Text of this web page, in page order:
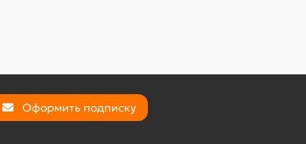
Оформить подписку